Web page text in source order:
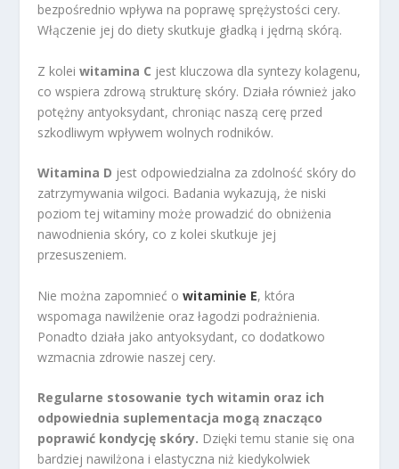
bezpośrednio wpływa na poprawę sprężystości cery.
Włączenie jej do diety skutkuje gładką i jędrną skórą.
Z koleiwitamina C jest kluczowa dla syntezy kolagenu,
co wspiera zdrową strukturę skóry. Działa również jako
potężny antyoksydant, chroniąc naszą cerę przed
szkodliwym wpływem wolnych rodników.
Witamina D jest odpowiedzialna za zdolność skóry do
zatrzymywania wilgoci. Badania wykazują, że niski
poziom tej witaminy może prowadzić do obniżenia
nawodnienia skóry, co z kolei skutkuje jej
przesuszeniem.
Nie można zapomnieć owitaminie E, która
wspomaga nawilżenie oraz łagodzi podrażnienia.
Ponadto działa jako antyoksydant, co dodatkowo
wzmacnia zdrowie naszej cery.
Regularne stosowanie tych witamin oraz ich
odpowiednia suplementacja mogą znacząco
poprawić kondycję skóry. Dzięki temu stanie się ona
bardziej nawilżona i elastyczna niż kiedykolwiek